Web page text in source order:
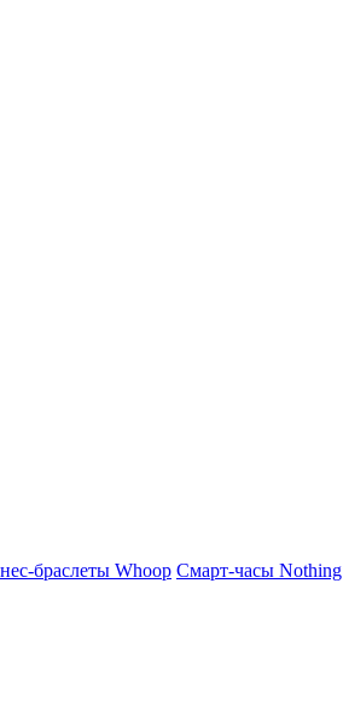
браслеты Whoop Смарт-часы Nothing